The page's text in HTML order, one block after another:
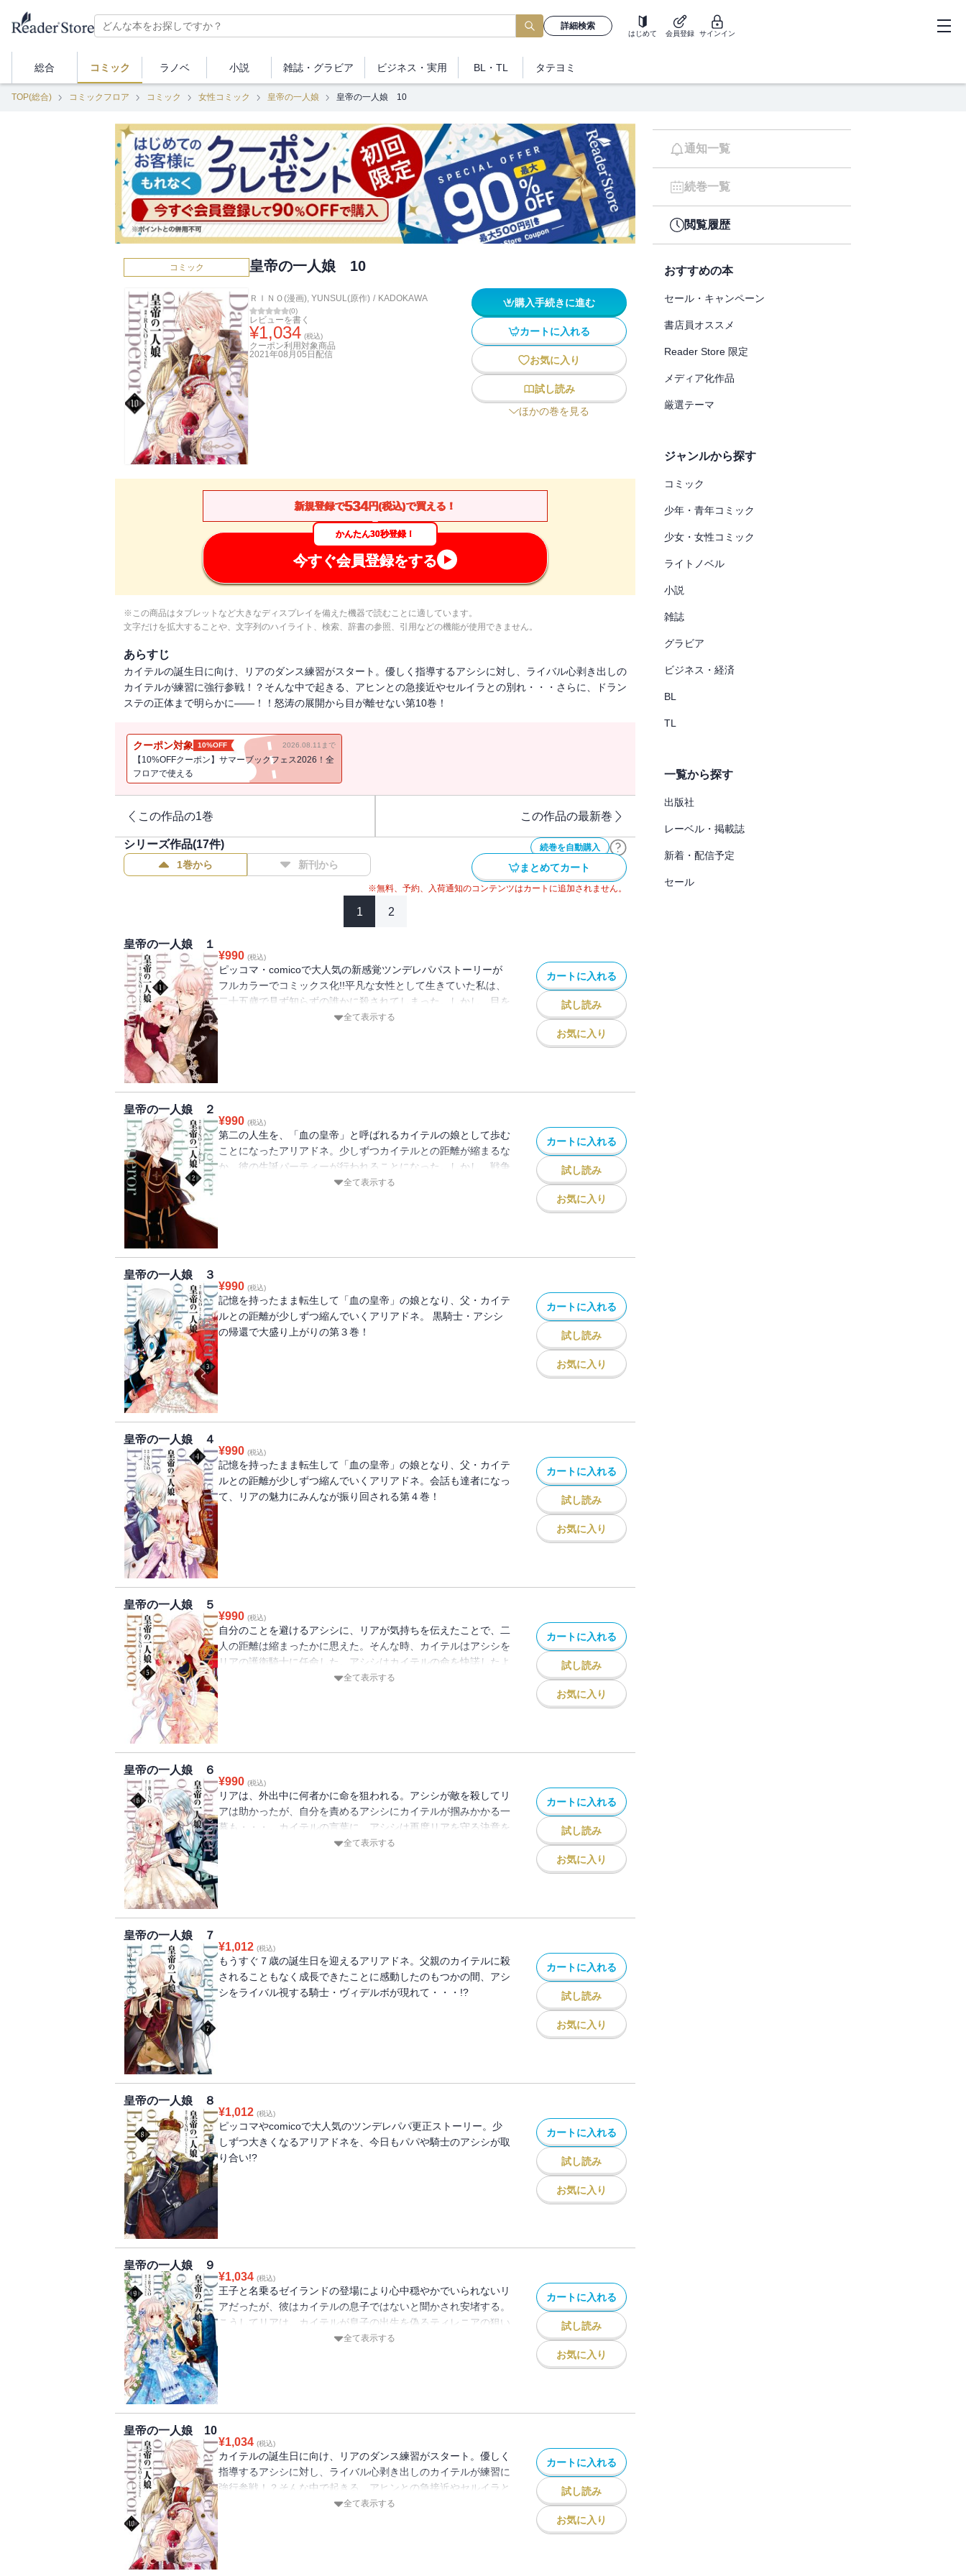
詳細検索
はじめて 会員登録 サインイン
総合 コミック ラノベ 小説 雑誌・ グラビア ビジネス ・実用 BL・TL タテヨミ
TOP(総合) コミックフロア コミック 女性コミック 皇帝の一人娘 皇帝の一人娘 10
コミック 皇帝の一人娘 10
ＲＩＮＯ(漫画), YUNSUL(原作) / KADOKAWA
(0)
レビューを書く
¥1,034 (税込)
クーポン利用対象商品
2021年08月05日 配信
購入手続きに進む
カートに入れる
お気に入り
試し読み
ほかの巻を見る
新規登録で534円(税込)で買える！
かんたん30秒登録！
今すぐ会員登録をする
※この商品はタブレットなど大きなディスプレイを備えた機器で読むことに適しています。
文字だけを拡大することや、文字列のハイライト、検索、辞書の参照、引用などの機能が使用できません。
あらすじ
カイテルの誕生日に向け、リアのダンス練習がスタート。優しく指導するアシシに対し、ライバル心剥き出しの
カイテルが練習に強行参戦！？そんな中で起きる、アヒンとの急接近やセルイラとの別れ・・・さらに、ドラン
ステの正体まで明らかに――！！怒涛の展開から目が離せない第10巻！
クーポン対象 10%OFF 2026.08.11まで
【10%OFFクーポン】サマーブックフェス2026！全
フロアで使える
この作品の1巻 この作品の最新巻
続巻を自動購入
シリーズ作品(17件)
1巻から 新刊から まとめてカート
※無料、予約、入荷通知のコンテンツはカートに追加されません。
1 2
皇帝の一人娘 １
¥990 (税込)
ピッコマ・comicoで大人気の新感覚ツンデレパパストーリーが
フルカラーでコミックス化!!平凡な女性として生きていた私は、
二十五歳で見ず知らずの誰かに殺されてしまった。しかし、目を
覚ますと前世の記憶を持ったまま第二の人生が始まっていた!?し
全て表示する
カートに入れる
試し読み
お気に入り
皇帝の一人娘 ２
¥990 (税込)
第二の人生を、「血の皇帝」と呼ばれるカイテルの娘として歩む
ことになったアリアドネ。少しずつカイテルとの距離が縮まるな
か、彼の生誕パーティーが行われることになった。しかし、戦争
で数多の命を奪った負い目から、自分は祝福される立場なのか葛
全て表示する
カートに入れる
試し読み
お気に入り
皇帝の一人娘 ３
¥990 (税込)
記憶を持ったまま転生して「血の皇帝」の娘となり、父・カイテ
ルとの距離が少しずつ縮んでいくアリアドネ。 黒騎士・アシシ
の帰還で大盛り上がりの第３巻！
カートに入れる
試し読み
お気に入り
皇帝の一人娘 ４
¥990 (税込)
記憶を持ったまま転生して「血の皇帝」の娘となり、父・カイテ
ルとの距離が少しずつ縮んでいくアリアドネ。会話も達者になっ
て、リアの魅力にみんなが振り回される第４巻！
カートに入れる
試し読み
お気に入り
皇帝の一人娘 ５
¥990 (税込)
自分のことを避けるアシシに、リアが気持ちを伝えたことで、二
人の距離は縮まったかに思えた。そんな時、カイテルはアシシを
リアの護衛騎士に任命した。アシシはカイテルの命を快諾したよ
うだけど、なぜか騎士に任命されたあとも、彼はリアに近づかな
全て表示する
カートに入れる
試し読み
お気に入り
皇帝の一人娘 ６
¥990 (税込)
リアは、外出中に何者かに命を狙われる。アシシが敵を殺してリ
アは助かったが、自分を責めるアシシにカイテルが掴みかかる一
幕も・・・。カイテルの言葉に、アシシは再度リアを守る決意を
堅くした。そんなアシシのことをもっと知ろうと決意したリア。
全て表示する
カートに入れる
試し読み
お気に入り
皇帝の一人娘 ７
¥1,012 (税込)
もうすぐ７歳の誕生日を迎えるアリアドネ。父親のカイテルに殺
されることもなく成長できたことに感動したのもつかの間、アシ
シをライバル視する騎士・ヴィデルボが現れて・・・!?
カートに入れる
試し読み
お気に入り
皇帝の一人娘 ８
¥1,012 (税込)
ピッコマやcomicoで大人気のツンデレパパ更正ストーリー。少
しずつ大きくなるアリアドネを、今日もパパや騎士のアシシが取
り合い!?
カートに入れる
試し読み
お気に入り
皇帝の一人娘 ９
¥1,034 (税込)
王子と名乗るゼイランドの登場により心中穏やかでいられないリ
アだったが、彼はカイテルの息子ではないと聞かされ安堵する。
こうしてリアは、カイテルが息子の出生を偽るティレニアの狙い
を探るあいだ母子には会わないと約束したのだが・・・偶然ゼイ
全て表示する
カートに入れる
試し読み
お気に入り
皇帝の一人娘 10
¥1,034 (税込)
カイテルの誕生日に向け、リアのダンス練習がスタート。優しく
指導するアシシに対し、ライバル心剥き出しのカイテルが練習に
強行参戦！？そんな中で起きる、アヒンとの急接近やセルイラと
の別れ・・・さらに、ドランステの正体まで明らかに――！！怒
全て表示する
カートに入れる
試し読み
お気に入り
通知一覧
続巻一覧
閲覧履歴
おすすめの本
セール・キャンペーン
書店員オススメ
Reader Store 限定
メディア化作品
厳選テーマ
ジャンルから探す
コミック
少年・青年コミック
少女・女性コミック
ライトノベル
小説
雑誌
グラビア
ビジネス・経済
BL
TL
一覧から探す
出版社
レーベル・掲載誌
新着・配信予定
セール